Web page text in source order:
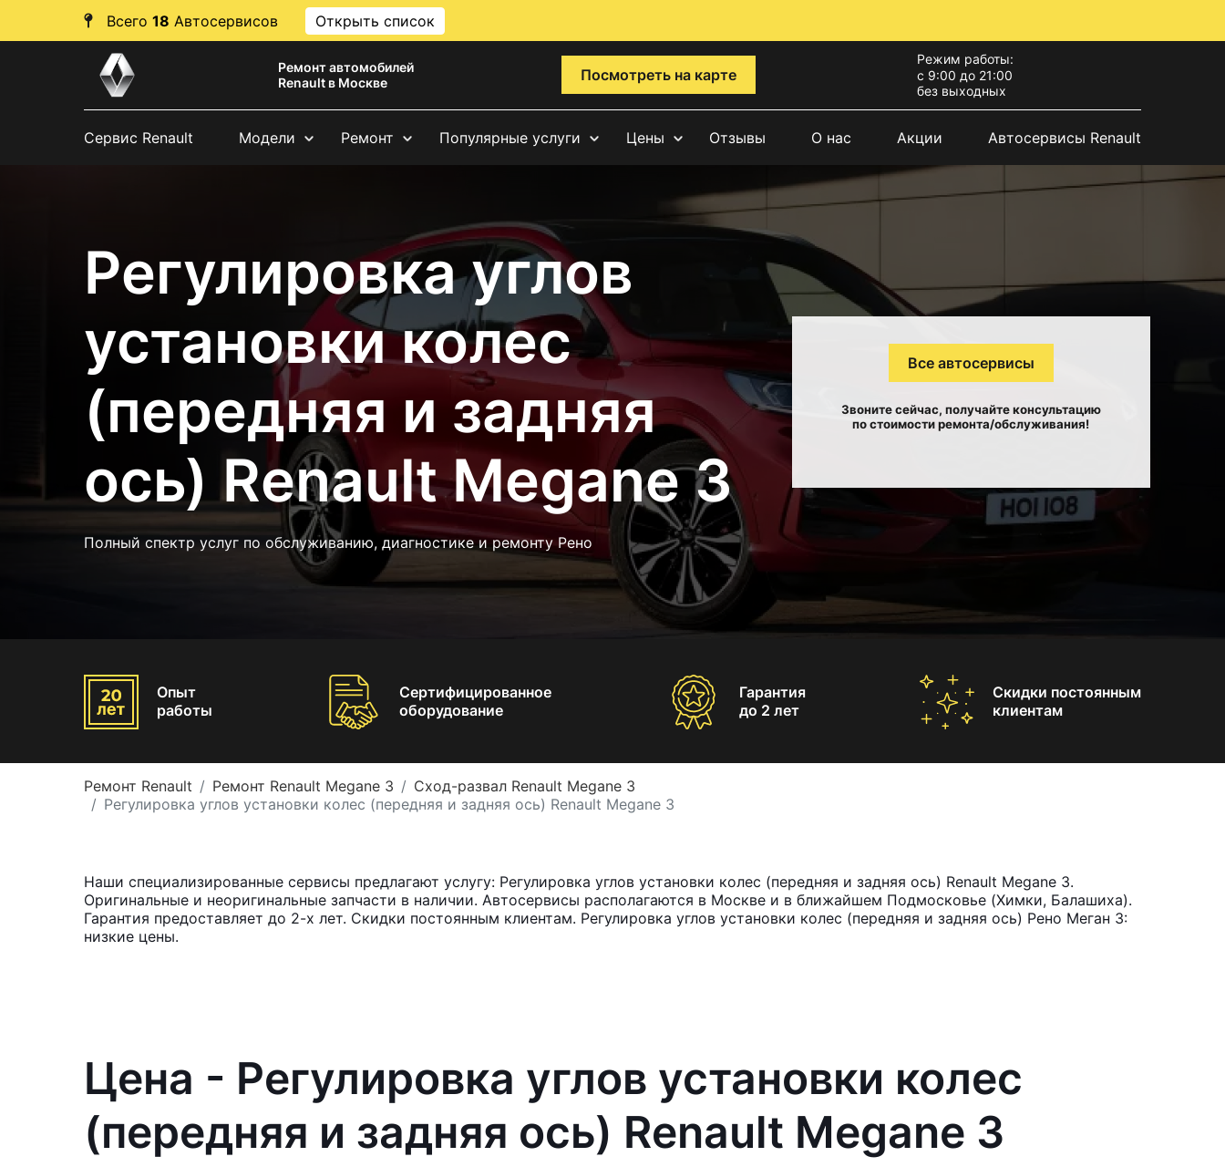
Всего 18 Автосервисов Открыть список
Ремонт автомобилей
Renault в Москве
Посмотреть на карте
Режим работы:
с 9:00 до 21:00
без выходных
Сервис Renault Модели Ремонт Популярные услуги Цены Отзывы О нас Акции Автосервисы Renault
Регулировка углов
установки колес
(передняя и задняя
ось) Renault Megane 3
Полный спектр услуг по обслуживанию, диагностике и ремонту Рено
Все автосервисы
Звоните сейчас, получайте консультацию
по стоимости ремонта/обслуживания!
Опыт
работы
Сертифицированное
оборудование
Гарантия
до 2 лет
Скидки постоянным
клиентам
Ремонт Renault Ремонт Renault Megane 3
Сход-развал Renault Megane 3
Регулировка углов установки колес (передняя и задняя ось) Renault Megane 3
Наши специализированные сервисы предлагают услугу: Регулировка углов установки колес (передняя и задняя ось) Renault Megane 3.
Оригинальные и неоригинальные запчасти в наличии. Автосервисы располагаются в Москве и в ближайшем Подмосковье (Химки, Балашиха).
Гарантия предоставляет до 2-х лет. Скидки постоянным клиентам. Регулировка углов установки колес (передняя и задняя ось) Рено Меган 3:
низкие цены.
Цена - Регулировка углов установки колес
(передняя и задняя ось) Renault Megane 3